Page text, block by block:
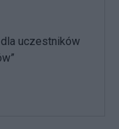
uczestników